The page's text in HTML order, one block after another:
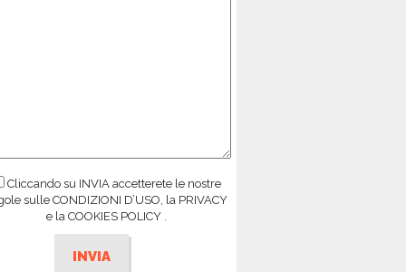
Cliccando su INVIA accetterete le nostre
sulle CONDIZIONI D’USO, la PRIVACY
e la COOKIES POLICY .